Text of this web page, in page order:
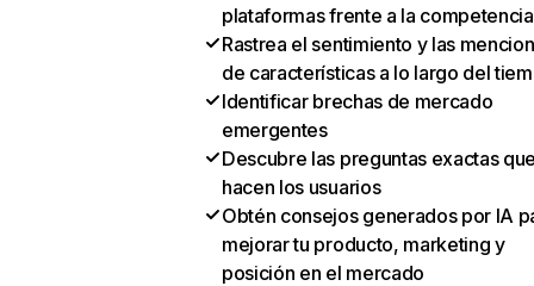
plataformas frente a la competencia
Rastrea el sentimiento y las
de características a lo largo del
Identificar brechas de mercado
emergentes
Descubre las preguntas exactas
hacen los usuarios
Obtén consejos generados por IA
mejorar tu producto, marketing y
posición en el mercado